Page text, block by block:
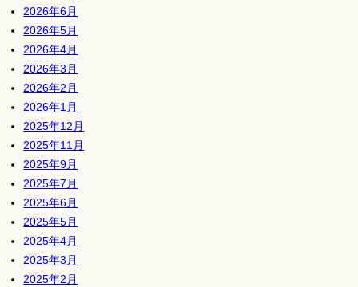
2026年6月
2026年5月
2026年4月
2026年3月
2026年2月
2026年1月
2025年12月
2025年11月
2025年9月
2025年7月
2025年6月
2025年5月
2025年4月
2025年3月
2025年2月